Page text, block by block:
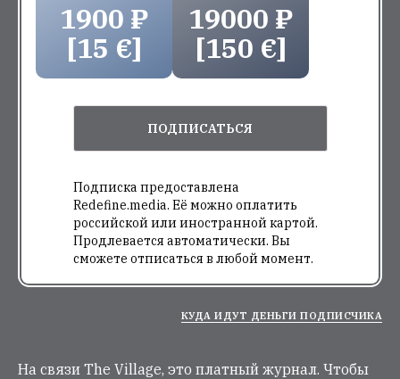
1900 ₽
[15 €]
19000 ₽
[150 €]
ПОДПИСАТЬСЯ
Подписка предоставлена
Redefine.media. Её можно оплатить
российской или иностранной картой.
Продлевается автоматически. Вы
сможете отписаться в любой момент.
КУДА ИДУТ ДЕНЬГИ ПОДПИСЧИКА
На связи The Village, это платный журнал. Чтобы